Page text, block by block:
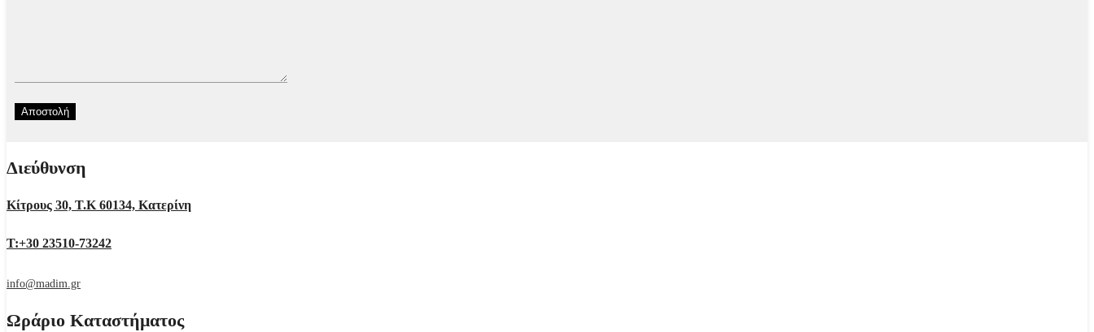
Διεύθυνση
Κίτρους 30, Τ.Κ 60134, Κατερίνη
Τ:+30 23510-73242
info@madim.gr
Ωράριο Καταστήματος